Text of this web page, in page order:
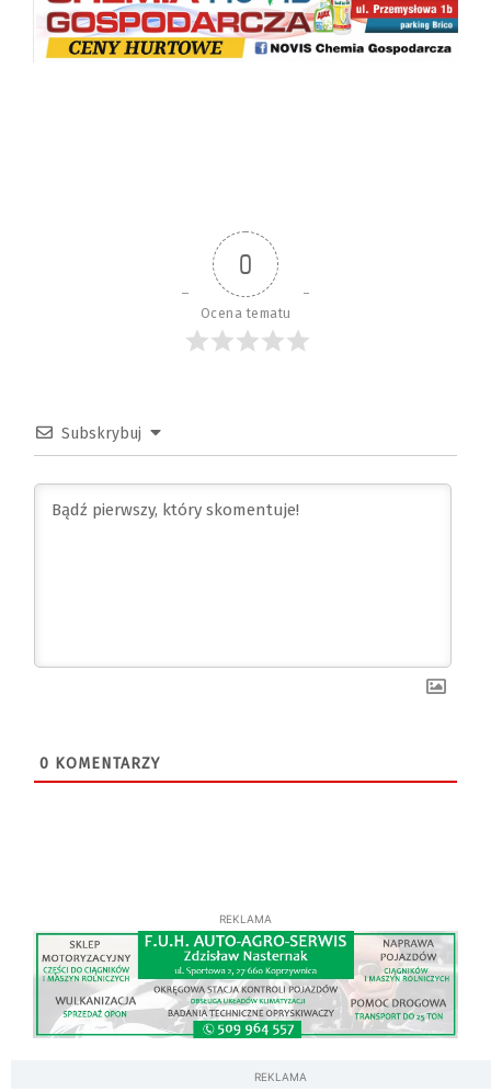
0
Ocena tematu
Subskrybuj
0 KOMENTARZY
REKLAMA
REKLAMA